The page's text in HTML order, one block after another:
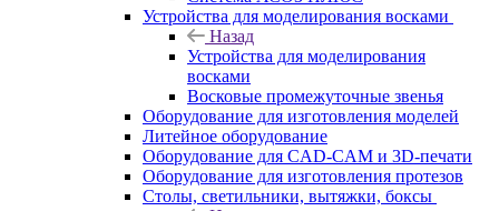
Устройства для моделирования восками
Назад
Устройства для моделирования
восками
Восковые промежуточные звенья
Оборудование для изготовления моделей
Литейное оборудование
Оборудование для CAD-CAM и 3D-печати
Оборудование для изготовления протезов
Cтолы, светильники, вытяжки, боксы